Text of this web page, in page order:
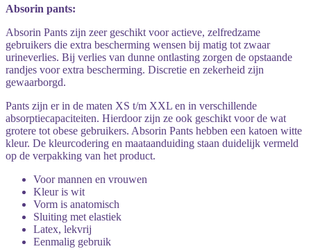
Absorin pants:
Absorin Pants zijn zeer geschikt voor actieve, zelfredzame
gebruikers die extra bescherming wensen bij matig tot zwaar
urineverlies. Bij verlies van dunne ontlasting zorgen de opstaande
randjes voor extra bescherming. Discretie en zekerheid zijn
gewaarborgd.
Pants zijn er in de maten XS t/m XXL en in verschillende
absorptiecapaciteiten. Hierdoor zijn ze ook geschikt voor de wat
grotere tot obese gebruikers. Absorin Pants hebben een katoen witte
kleur. De kleurcodering en maataanduiding staan duidelijk vermeld
op de verpakking van het product.
Voor mannen en vrouwen
Kleur is wit
Vorm is anatomisch
Sluiting met elastiek
Latex, lekvrij
Eenmalig gebruik